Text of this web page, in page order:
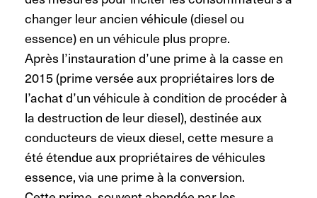
changer leur ancien véhicule (diesel ou
essence) en un véhicule plus propre.
Après l’instauration d’une prime à la casse en
2015 (prime versée aux propriétaires lors de
l’achat d’un véhicule à condition de procéder à
la destruction de leur diesel), destinée aux
conducteurs de vieux diesel, cette mesure a
été étendue aux propriétaires de véhicules
essence, via une prime à la conversion.